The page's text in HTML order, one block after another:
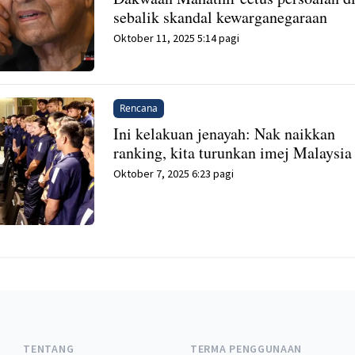
sebalik skandal kewarganegaraan
Oktober 11, 2025 5:14 pagi
Rencana
Ini kelakuan jenayah: Nak naikkan
ranking, kita turunkan imej Malaysia
Oktober 7, 2025 6:23 pagi
TENTANG TERMA PENGGUNAAN